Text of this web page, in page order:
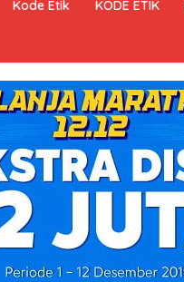
Kode Etik KODE ETIK